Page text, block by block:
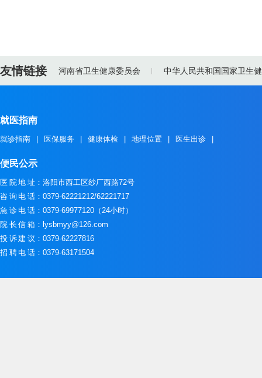
友情链接 河南省卫生健康委员会 中华人民共和国国家卫生
就医指南
就诊指南 医保服务 健康体检 地理位置 医生出诊
便民公示
医院地址 ：洛阳市西工区纱厂西路72号
咨询电话 ：0379-62221212/62221717
急诊电话 ：0379-69977120（24小时）
院长信箱 ：lysbmyy@126.com
投诉建议 ：0379-62227816
招聘电话 ：0379-63171504